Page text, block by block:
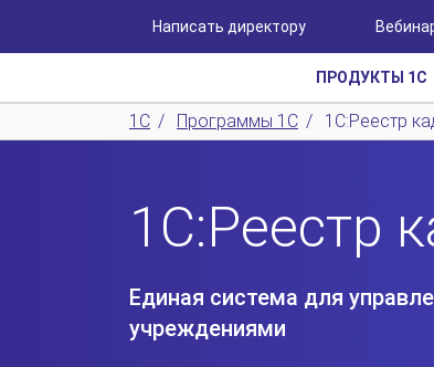
Написать директору
ПРОДУКТЫ 1С
1С / Программы 1С / 1С:Реестр
1С:Реестр
Единая система для
учреждениями